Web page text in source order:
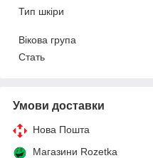
Тип шкіри
Вікова група
Стать
Умови доставки
Нова Пошта
Магазини Rozetka